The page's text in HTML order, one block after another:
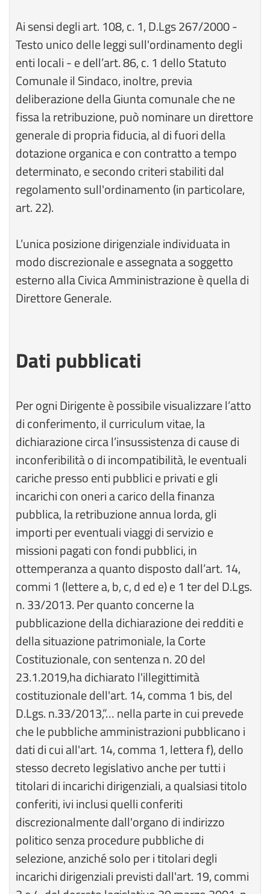
Ai sensi degli art. 108, c. 1, D.Lgs 267/2000 -
Testo unico delle leggi sull'ordinamento degli
enti locali - e dell’art. 86, c. 1 dello Statuto
Comunale il Sindaco, inoltre, previa
deliberazione della Giunta comunale che ne
fissa la retribuzione, può nominare un direttore
generale di propria fiducia, al di fuori della
dotazione organica e con contratto a tempo
determinato, e secondo criteri stabiliti dal
regolamento sull'ordinamento (in particolare,
art. 22).
L’unica posizione dirigenziale individuata in
modo discrezionale e assegnata a soggetto
esterno alla Civica Amministrazione è quella di
Direttore Generale.
Dati pubblicati
Per ogni Dirigente è possibile visualizzare l’atto
di conferimento, il curriculum vitae, la
dichiarazione circa l’insussistenza di cause di
inconferibilità o di incompatibilità, le eventuali
cariche presso enti pubblici e privati e gli
incarichi con oneri a carico della finanza
pubblica, la retribuzione annua lorda, gli
importi per eventuali viaggi di servizio e
missioni pagati con fondi pubblici, in
ottemperanza a quanto disposto dall’art. 14,
commi 1 (lettere a, b, c, d ed e) e 1 ter del D.Lgs.
n. 33/2013. Per quanto concerne la
pubblicazione della dichiarazione dei redditi e
della situazione patrimoniale, la Corte
Costituzionale, con sentenza n. 20 del
23.1.2019,ha dichiarato l'illegittimità
costituzionale dell'art. 14, comma 1 bis, del
D.Lgs. n.33/2013,”… nella parte in cui prevede
che le pubbliche amministrazioni pubblicano i
dati di cui all'art. 14, comma 1, lettera f), dello
stesso decreto legislativo anche per tutti i
titolari di incarichi dirigenziali, a qualsiasi titolo
conferiti, ivi inclusi quelli conferiti
discrezionalmente dall'organo di indirizzo
politico senza procedure pubbliche di
selezione, anziché solo per i titolari degli
incarichi dirigenziali previsti dall'art. 19, commi